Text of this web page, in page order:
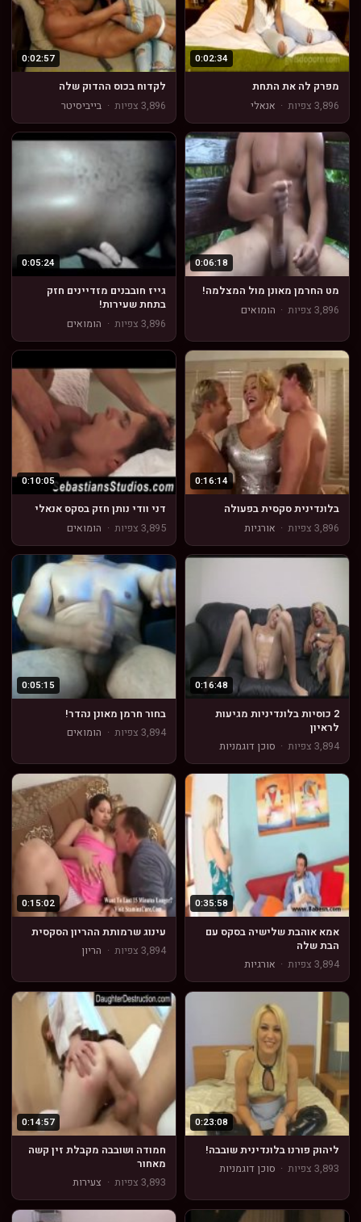
0:02:34
מפרק לה את התחת
3,896 צפיות
· אנאלי
0:02:57
לקדוח בכוס ההדוק שלה
3,896 צפיות
· בייביסיטר
0:06:18
מט החרמן מאונן מול המצלמה!
3,896 צפיות
· הומואים
0:05:24
גייז חובבנים מזדיינים חזק
בתחת שעירות!
3,896 צפיות
· הומואים
0:16:14
בלונדינית סקסית בפעולה
3,896 צפיות
· אורגיות
0:10:05
דני וודי נותן חזק בסקס אנאלי
3,895 צפיות
· הומואים
0:16:48
2 כוסיות בלונדיניות מגיעות
לראיון
3,894 צפיות
· סוכן דוגמניות
0:05:15
בחור חרמן מאונן נהדר!
3,894 צפיות
· הומואים
0:35:58
אמא אוהבת שלישיה בסקס עם
הבת שלה
3,894 צפיות
· אורגיות
0:15:02
עינוג שרמותת ההריון הסקסית
3,894 צפיות
· הריון
0:23:08
ליהוק פורנו בלונדינית שובבה!
3,893 צפיות
· סוכן דוגמניות
0:14:57
חמודה ושובבה מקבלת זין קשה
מאחור
3,893 צפיות
· צעירות